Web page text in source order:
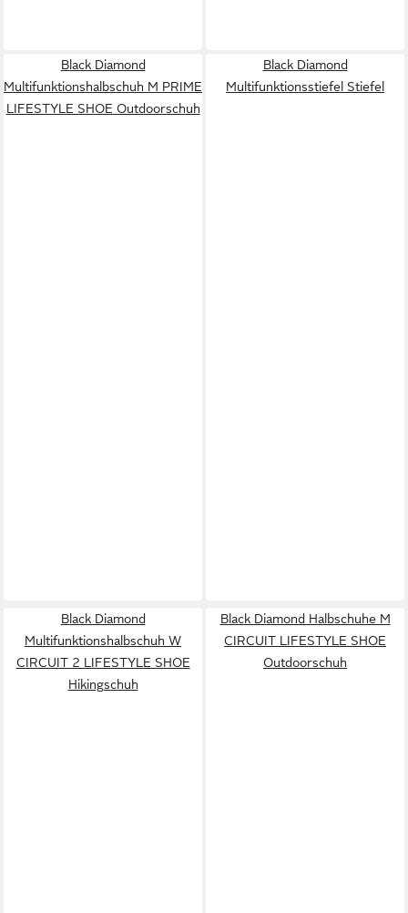
Black Diamond
Multifunktionshalbschuh M PRIME
LIFESTYLE SHOE Outdoorschuh
Black Diamond
Multifunktionsstiefel Stiefel
Black Diamond
Multifunktionshalbschuh W
CIRCUIT 2 LIFESTYLE SHOE
Hikingschuh
Black Diamond Halbschuhe M
CIRCUIT LIFESTYLE SHOE
Outdoorschuh